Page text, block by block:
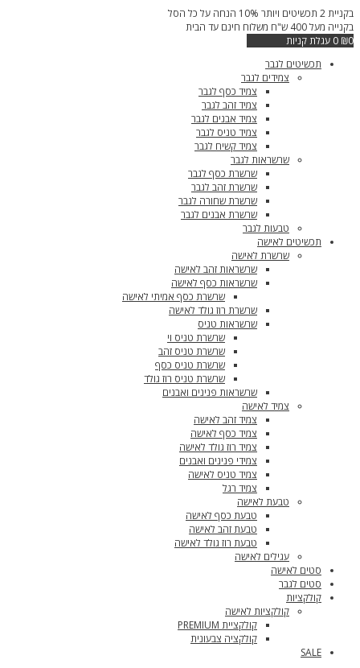
דילוג
לתוכן
בקניית 2 תכשיטים ויותר 10% הנחה על כל הסל
בקנייה מעל 400 ש"ח משלוח חינם עד הבית
₪0
0 עגלת קניות
תכשיטים לגבר
צמידים לגבר
צמיד כסף לגבר
צמיד זהב לגבר
צמיד אבנים לגבר
צמיד טניס לגבר
צמיד קשיח לגבר
שרשראות לגבר
שרשרת כסף לגבר
שרשרת זהב לגבר
שרשרת שחורה לגבר
שרשרת אבנים לגבר
טבעות לגבר
תכשיטים לאישה
שרשרת לאישה
שרשראות זהב לאישה
שרשראות כסף לאישה
שרשרת כסף אמיתי לאישה
שרשרת רוז גולד לאישה
שרשראות טניס
שרשרת טניס וי
שרשרת טניס זהב
שרשרת טניס כסף
שרשרת טניס רוז גולד
שרשראות פנינים ואבנים
צמיד לאישה
צמיד זהב לאישה
צמיד כסף לאישה
צמיד רוז גולד לאישה
צמידי פנינים ואבנים
צמיד טניס לאישה
צמיד רגל
טבעת לאישה
טבעת כסף לאישה
טבעת זהב לאישה
טבעת רוז גולד לאישה
עגילים לאישה
סטים לאישה
סטים לגבר
קולקציות
קולקציות לאישה
קולקציית PREMIUM
קולקציה צבעונית
SALE